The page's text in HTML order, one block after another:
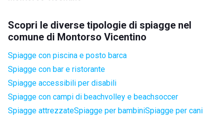
Scopri le diverse tipologie di spiagge nel
comune di Montorso Vicentino
Spiagge con piscina e posto barca
Spiagge con bar e ristorante
Spiagge accessibili per disabili
Spiagge con campi di beachvolley e beachsoccer
Spiagge attrezzateSpiagge per bambiniSpiagge per cani